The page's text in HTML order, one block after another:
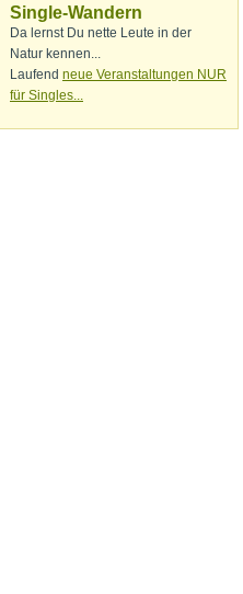
Single-Wandern
Da lernst Du nette Leute in der
Natur kennen...
Laufend neue Veranstaltungen NUR
für Singles...